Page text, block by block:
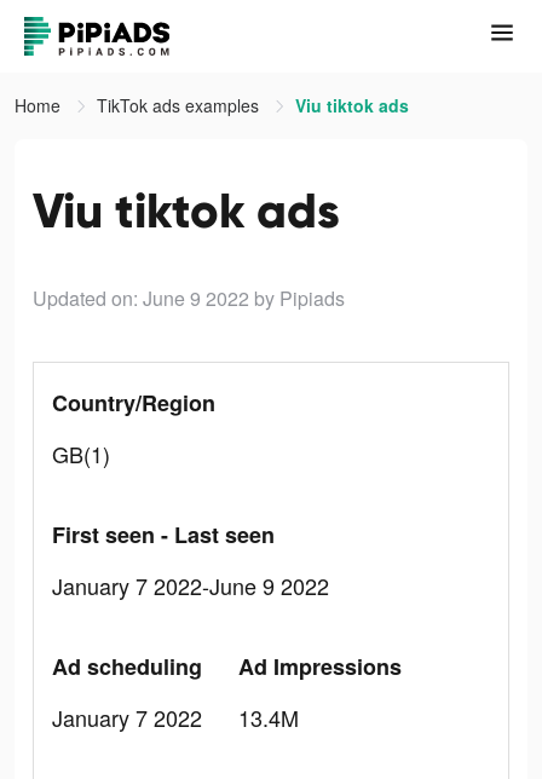
Home TikTok ads examples Viu tiktok ads
Viu tiktok ads
Updated on: June 9 2022 by Pipiads
Country/Region
GB(1)
First seen - Last seen
January 7 2022-June 9 2022
Ad scheduling
January 7 2022
Ad Impressions
13.4M